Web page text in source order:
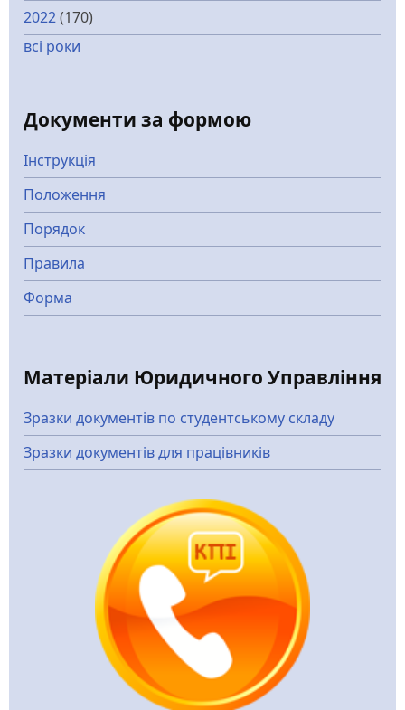
2022(170)
всі роки
Документи за формою
Інструкція
Положення
Порядок
Правила
Форма
Матеріали Юридичного Управління
Зразки документів по студентському складу
Зразки документів для працівників